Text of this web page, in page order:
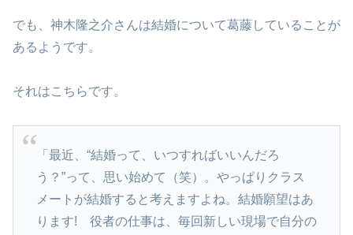
でも、神木隆之介さんは結婚について葛藤していることが
あるようです。
それはこちらです。
「最近、“結婚って、いつすればいいんだろ
う？”って、思い始めて（笑）。やっぱりクラス
メートが結婚すると考えますよね。結婚願望はあ
ります! 役者の仕事は、毎回新しい現場で自分の